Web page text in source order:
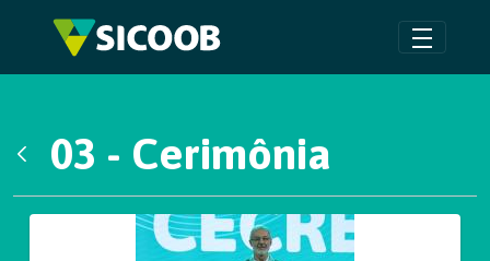
Pular para o Conteúdo principal
03 - Cerimônia
Galeria de Mídias